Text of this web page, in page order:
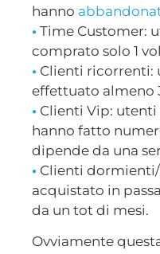
hanno
• Time Customer:
comprato solo 1
• Clienti ricorrenti:
effettuato almeno
• Clienti Vip:
hanno fatto
dipende da una
• Clienti
acquistato in
da un tot di mesi.
Ovviamente